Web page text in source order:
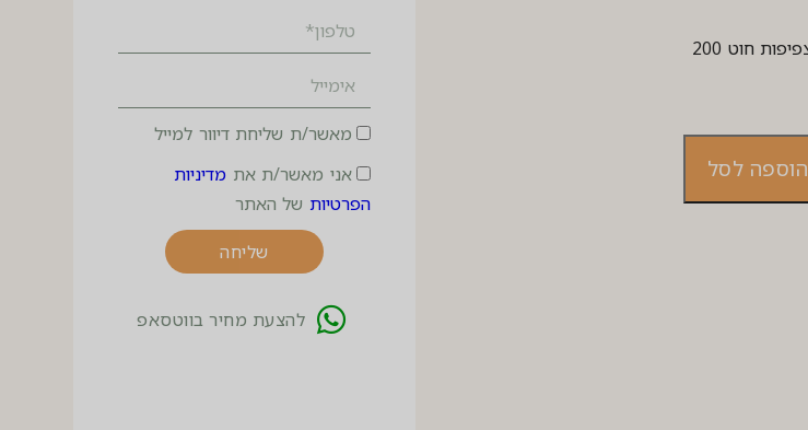
הוספה לסל
מאשר/ת שליחת דיוור למייל
אני מאשר/ת את מדיניות
הפרטיות של האתר
שליחה
להצעת מחיר בווטסאפ